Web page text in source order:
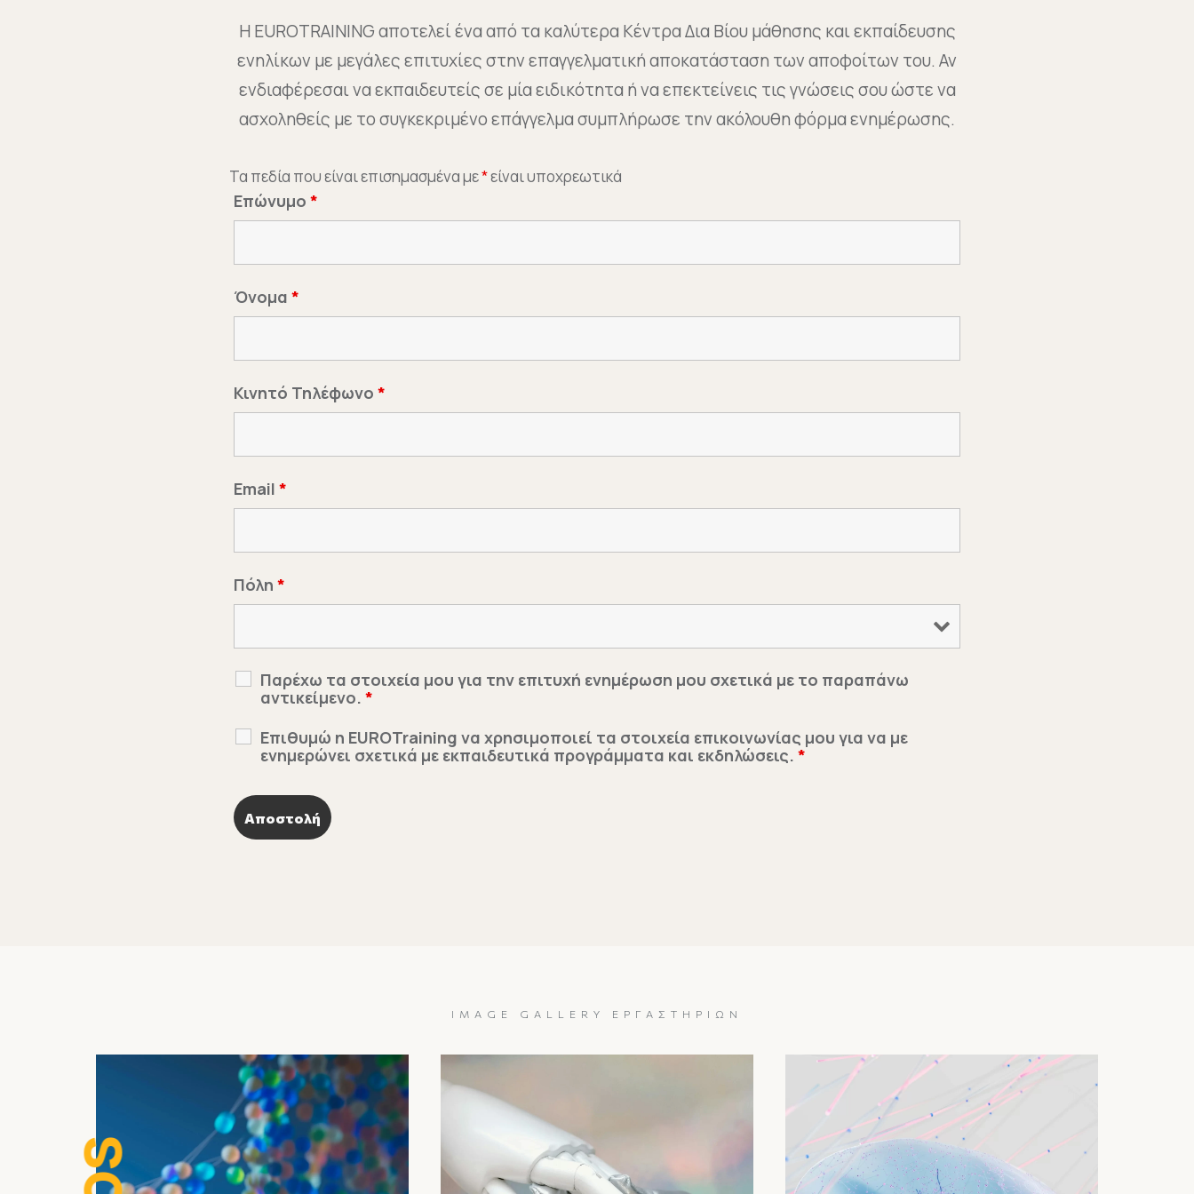
Η EUROTRAINING αποτελεί ένα από τα καλύτερα Κέντρα Δια Βίου μάθησης και εκπαίδευσης
ενηλίκων με μεγάλες επιτυχίες στην επαγγελματική αποκατάσταση των αποφοίτων του. Αν
ενδιαφέρεσαι να εκπαιδευτείς σε μία ειδικότητα ή να επεκτείνεις τις γνώσεις σου ώστε να
ασχοληθείς με το συγκεκριμένο επάγγελμα συμπλήρωσε την ακόλουθη φόρμα ενημέρωσης.
Τα πεδία που είναι επισημασμένα με*είναι υποχρεωτικά
Επώνυμο *
Όνομα *
Κινητό Τηλέφωνο *
Email *
Πόλη *
Παρέχω τα στοιχεία μου για την επιτυχή ενημέρωση μου σχετικά με το παραπάνω
αντικείμενο. *
Επιθυμώ η EUROTraining να χρησιμοποιεί τα στοιχεία επικοινωνίας μου για να με
ενημερώνει σχετικά με εκπαιδευτικά προγράμματα και εκδηλώσεις. *
IMAGE GALLERY ΕΡΓΑΣΤΗΡΊΩΝ